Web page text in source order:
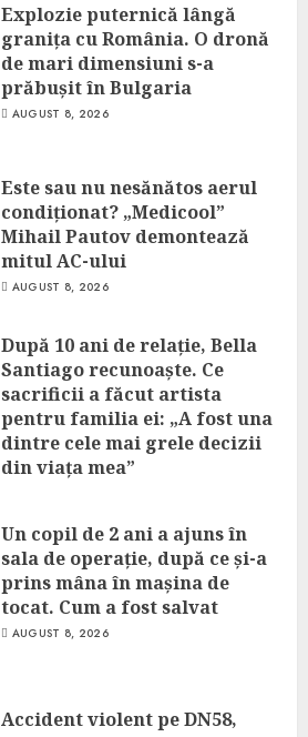
Explozie puternică lângă
granița cu România. O dronă
de mari dimensiuni s-a
prăbușit în Bulgaria
AUGUST 8, 2026
Este sau nu nesănătos aerul
condiționat? „Medicool”
Mihail Pautov demontează
mitul AC-ului
AUGUST 8, 2026
După 10 ani de relație, Bella
Santiago recunoaște. Ce
sacrificii a făcut artista
pentru familia ei: „A fost una
dintre cele mai grele decizii
din viața mea”
Un copil de 2 ani a ajuns în
sala de operație, după ce și-a
prins mâna în mașina de
tocat. Cum a fost salvat
AUGUST 8, 2026
Accident violent pe DN58,